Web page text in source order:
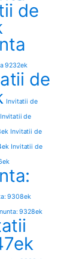
de
9232ek
de
Invitatii de
Invitatii de
Invitatii de
Invitatii de
9308ek
9328ek